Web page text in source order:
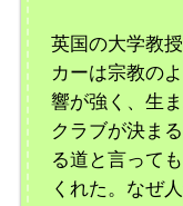
英国の大学教
カーは宗教の
響が強く、生
クラブが決ま
る道と言って
くれた。なぜ